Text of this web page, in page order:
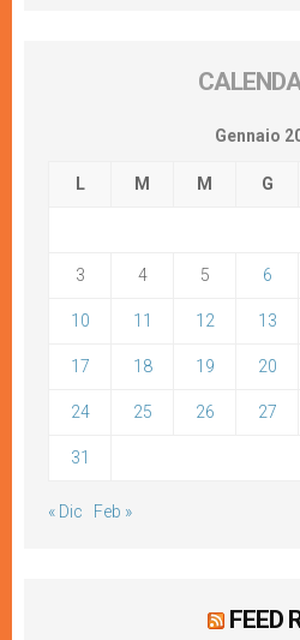
Gennaio
L M M G
3 4 5 6
10 11 12 13
17 18 19 20
24 25 26 27
31
« Dic Feb »
FEED